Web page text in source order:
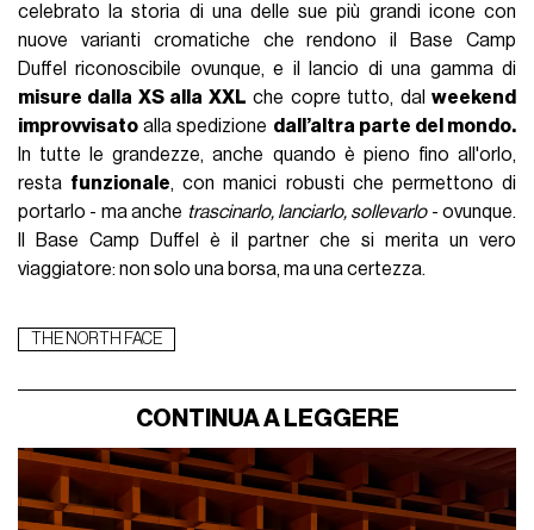
celebrato la storia di una delle sue più grandi icone con
nuove varianti cromatiche che rendono il
Base Camp
Duffel
riconoscibile ovunque, e il lancio di una gamma di
misure dalla XS alla XXL che copre tutto, dal weekend
improvvisato alla spedizione dall’altra parte del mondo.
In tutte le grandezze, anche quando è pieno fino all'orlo,
resta funzionale, con manici robusti che permettono di
portarlo - ma anche trascinarlo, lanciarlo, sollevarlo- ovunque.
Il Base Camp Duffel è il partner che si merita un vero
viaggiatore: non solo una borsa, ma una certezza.
THE NORTH FACE
CONTINUA A LEGGERE